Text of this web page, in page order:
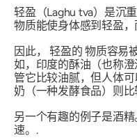
轻盈 （Laghu tva）是沉
物质能使身体感到轻盈，
因此，轻盈的 物质容易
如，印度的酥油（也称
管它比较油腻，但人体
奶（一种发酵食品）则比
另一个有趣的例子是酒
速。.